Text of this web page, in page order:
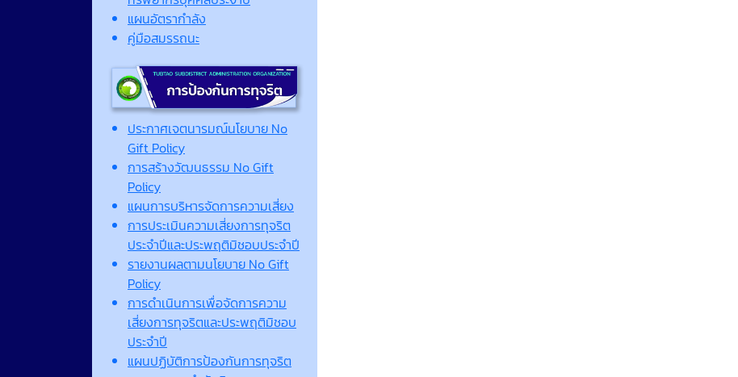
แผนอัตรากำลัง
คู่มือสมรรถนะ
ประกาศเจตนารมณ์นโยบาย No
Gift Policy
การสร้างวัฒนธรรม No Gift
Policy
แผนการบริหารจัดการความเสี่ยง
การประเมินความเสี่ยงการทุจริต
ประจำปีและประพฤติมิชอบประจำปี
รายงานผลตามนโยบาย No Gift
Policy
การดำเนินการเพื่อจัดการความ
เสี่ยงการทุจริตและประพฤติมิชอบ
ประจำปี
แผนปฏิบัติการป้องกันการทุจริต